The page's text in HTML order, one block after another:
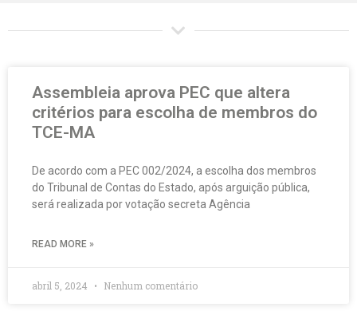
Assembleia aprova PEC que altera
critérios para escolha de membros do
TCE-MA
De acordo com a PEC 002/2024, a escolha dos membros
do Tribunal de Contas do Estado, após arguição pública,
será realizada por votação secreta Agência
READ MORE »
abril 5, 2024 Nenhum comentário